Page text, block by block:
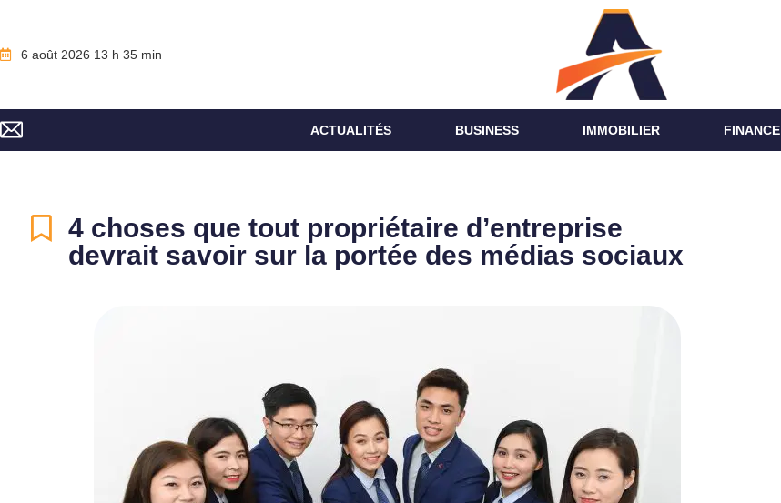
6 août 2026 13 h 35 min
ACTUALITÉS BUSINESS IMMOBILIER FINANCE
4 choses que tout propriétaire d’entreprise
devrait savoir sur la portée des médias sociaux